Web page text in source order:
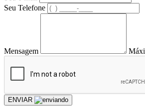
Seu Telefone
Mensagem
ENVIAR